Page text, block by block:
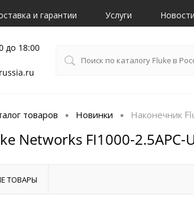
и гарантии Услуги Новости
до 18:00
товаров • Новинки • Наконечник
Networks FI1000-2.5APC-
ТОВАРЫ